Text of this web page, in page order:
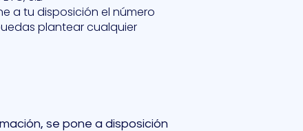
a tu disposición el número
plantear cualquier
se pone a disposición